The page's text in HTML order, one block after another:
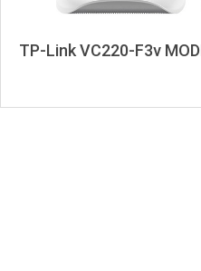
TP-Link VC220-F3v